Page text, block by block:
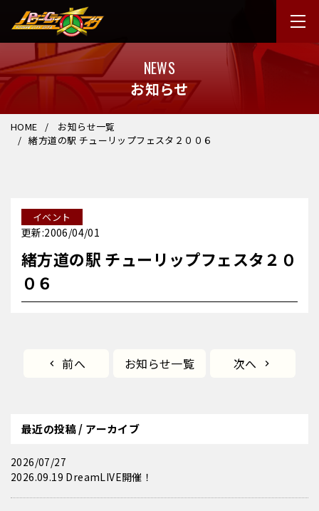
NEWS
お知らせ
HOME
お知らせ一覧
緒方道の駅 チューリップフェスタ２００６
イベント
更新:2006/04/01
緒方道の駅 チューリップフェスタ２０
０６
前へ お知らせ一覧 次へ
最近の投稿 / アーカイブ
2026/07/27
2026.09.19 DreamLIVE開催！